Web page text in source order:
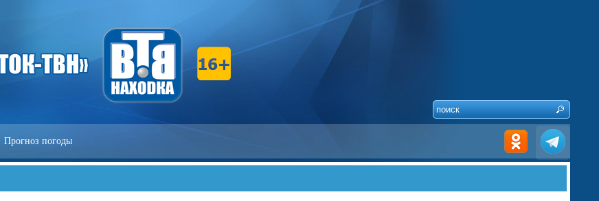
Прогноз погоды